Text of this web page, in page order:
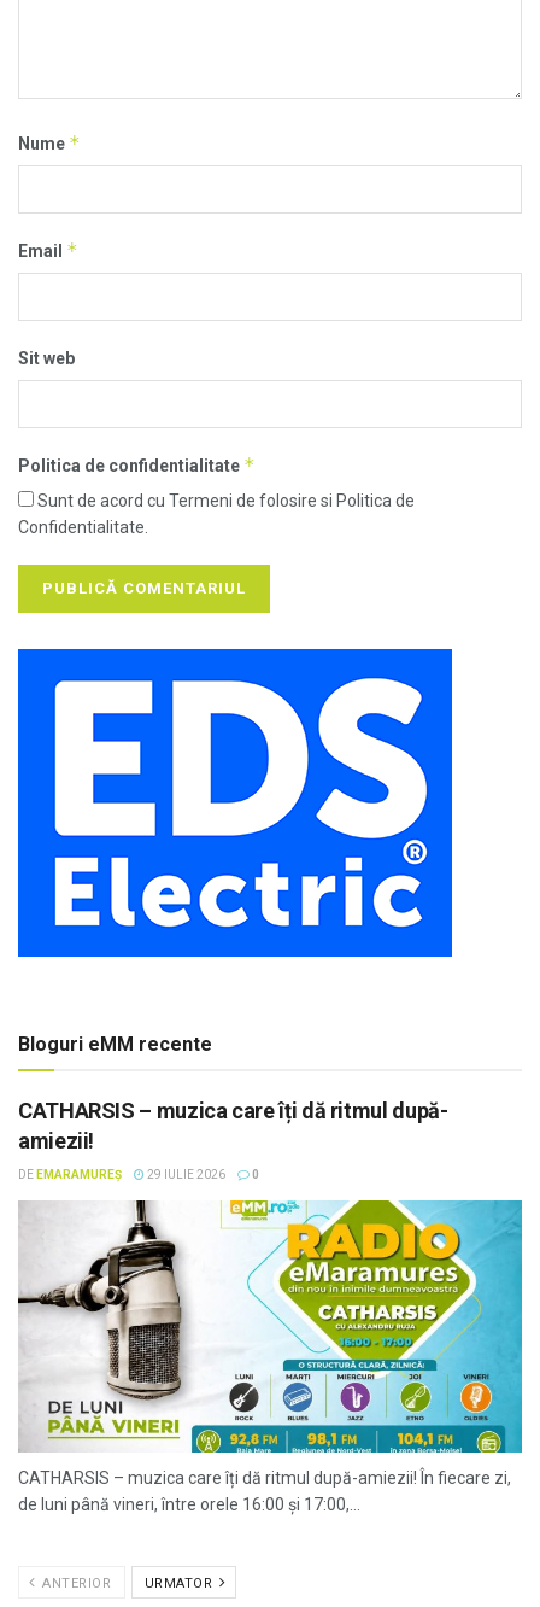
Nume *
Email *
Sit web
Politica de confidentialitate *
Sunt de acord cu Termeni de folosire si Politica de
Confidentialitate.
Bloguri eMM recente
CATHARSIS – muzica care îți dă ritmul după-
amiezii!
DE EMARAMUREȘ 29 IULIE 2026 0
CATHARSIS – muzica care îți dă ritmul după-amiezii! În fiecare zi,
de luni până vineri, între orele 16:00 și 17:00,...
ANTERIOR URMATOR